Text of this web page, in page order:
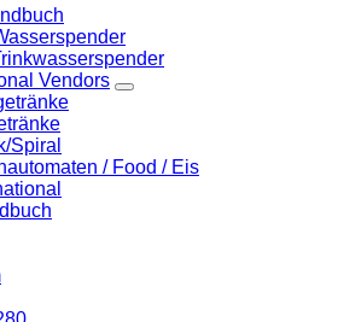
Vendors
Spiral
/ Food / Eis